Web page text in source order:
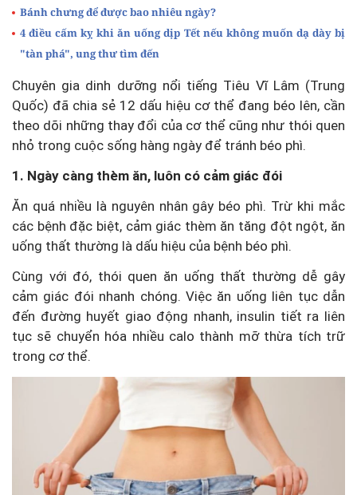
Bánh chưng để được bao nhiêu ngày?
4 điều cấm kỵ khi ăn uống dịp Tết nếu không muốn dạ dày bị
"tàn phá", ung thư tìm đến
Chuyên gia dinh dưỡng nổi tiếng Tiêu Vĩ Lâm (Trung
Quốc) đã chia sẻ 12 dấu hiệu cơ thể đang béo lên, cần
theo dõi những thay đổi của cơ thể cũng như thói quen
nhỏ trong cuộc sống hàng ngày để tránh béo phì.
1. Ngày càng thèm ăn, luôn có cảm giác đói
Ăn quá nhiều là nguyên nhân gây béo phì. Trừ khi mắc
các bệnh đặc biệt, cảm giác thèm ăn tăng đột ngột, ăn
uống thất thường là dấu hiệu của bệnh béo phì.
Cùng với đó, thói quen ăn uống thất thường dễ gây
cảm giác đói nhanh chóng. Việc ăn uống liên tục dẫn
đến đường huyết giao động nhanh, insulin tiết ra liên
tục sẽ chuyển hóa nhiều calo thành mỡ thừa tích trữ
trong cơ thể.